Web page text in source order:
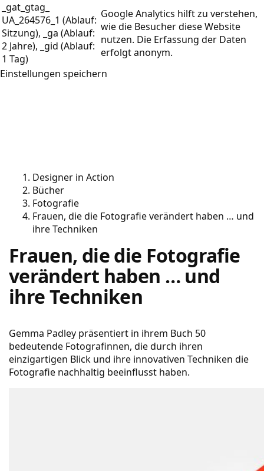
_gat_gtag_
UA_264576_1 (Ablauf:
Sitzung), _ga (Ablauf:
2 Jahre), _gid (Ablauf:
1 Tag)
Google Analytics hilft zu verstehen,
wie die Besucher diese Website
nutzen. Die Erfassung der Daten
erfolgt anonym.
Einstellungen speichern
Designer in Action
Bücher
Fotografie
Frauen, die die Fotografie verändert haben … und
ihre Techniken
Frauen, die die Fotografie
verändert haben … und
ihre Techniken
Gemma Padley präsentiert in ihrem Buch 50
bedeutende Fotografinnen, die durch ihren
einzigartigen Blick und ihre innovativen Techniken die
Fotografie nachhaltig beeinflusst haben.